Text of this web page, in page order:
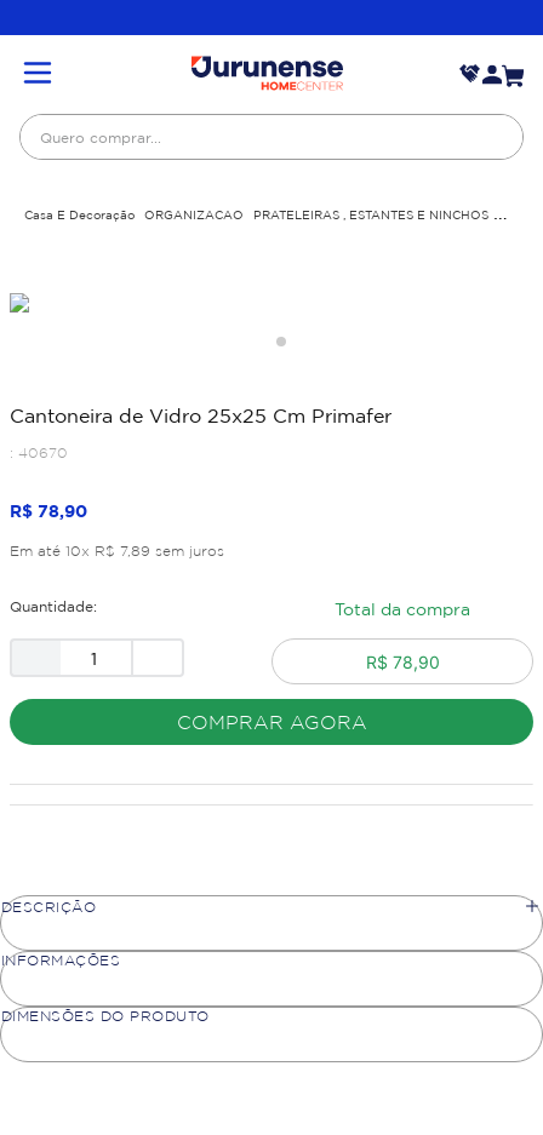
Quero comprar...
Casa E Decoração ORGANIZACAO PRATELEIRAS , ESTANTES E NINCHOS
Cantoneira de Vidro 25x25 Cm Primafer
: 40670
R$ 78,90
Em até 10x R$ 7,89 sem juros
Quantidade: Total da compra
R$ 78,90
COMPRAR AGORA
DESCRIÇÃO
INFORMAÇÕES
DIMENSÕES DO PRODUTO